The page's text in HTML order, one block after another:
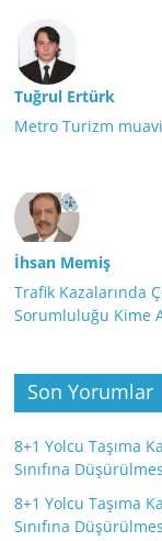
Tuğrul Ertürk
Metro Turizm
İhsan Memiş
Trafik Kazalarında
Sorumluluğu Kime
Son Yorumlar
8+1 Yolcu Taşıma
Sınıfına
8+1 Yolcu Taşıma
Sınıfına